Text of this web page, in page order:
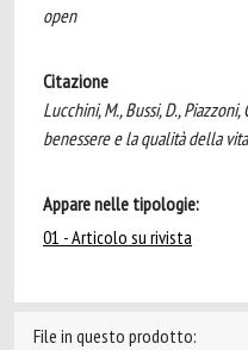
open
Citazione
Lucchini, M., Bussi, D.,
benessere e la qualità della
Appare nelle tipologie:
01 - Articolo su rivista
File in questo prodotto: